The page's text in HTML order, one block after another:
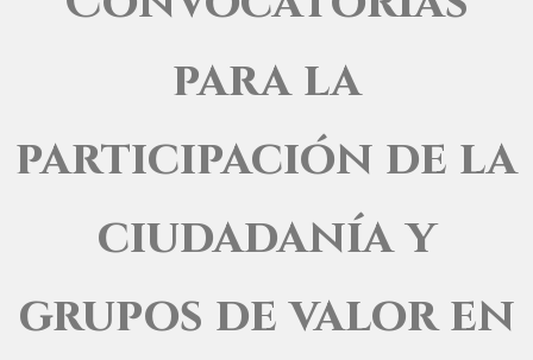
para la
participación de la
ciudadanía y
grupos de valor en